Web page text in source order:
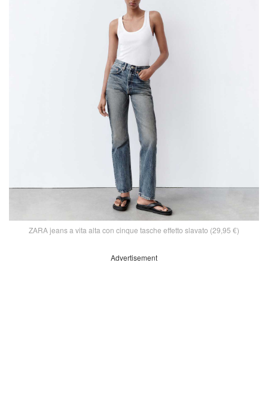
ZARA jeans a vita alta con cinque tasche effetto slavato (29,95 €)
Advertisement